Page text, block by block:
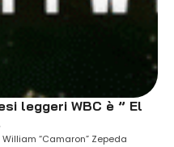
leggeri WBC è ” El
“Camaron” Zepeda